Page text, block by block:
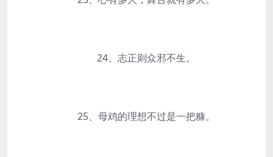
24、志正则众邪不生。
25、母鸡的理想不过是一把糠。